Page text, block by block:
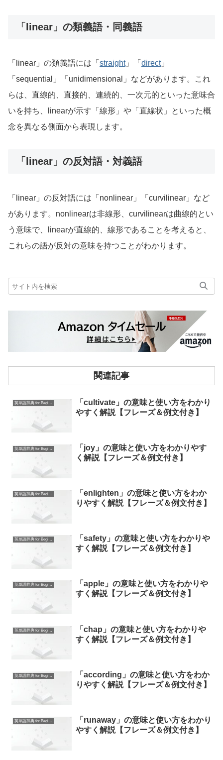
「linear」の類義語・同義語
「linear」の類義語には「 straight」「 direct」
「sequential」「unidimensional」などがあります。これ
らは、直線的、直接的、連続的、一次元的といった意味合
いを持ち、linearが示す「線形」や「直線状」といった概
念を異なる側面から表現します。
「linear」の反対語・対義語
「linear」の反対語には「nonlinear」「curvilinear」など
があります。nonlinearは非線形、curvilinearは曲線的とい
う意味で、linearが直線的、線形であることを考えると、
これらの語が反対の意味を持つことがわかります。
関連記事
英単語辞典 for Beginners
「cultivate」の意味と使い方をわかり
やすく解説【フレーズ＆例文付き】
英単語辞典 for Beginners
「joy」の意味と使い方をわかりやす
く解説【フレーズ＆例文付き】
英単語辞典 for Beginners
「enlighten」の意味と使い方をわか
りやすく解説【フレーズ＆例文付き】
英単語辞典 for Beginners
「safety」の意味と使い方をわかりや
すく解説【フレーズ＆例文付き】
英単語辞典 for Beginners
「apple」の意味と使い方をわかりや
すく解説【フレーズ＆例文付き】
英単語辞典 for Beginners
「chap」の意味と使い方をわかりや
すく解説【フレーズ＆例文付き】
英単語辞典 for Beginners
「according」の意味と使い方をわか
りやすく解説【フレーズ＆例文付き】
英単語辞典 for Beginners
「runaway」の意味と使い方をわかり
やすく解説【フレーズ＆例文付き】